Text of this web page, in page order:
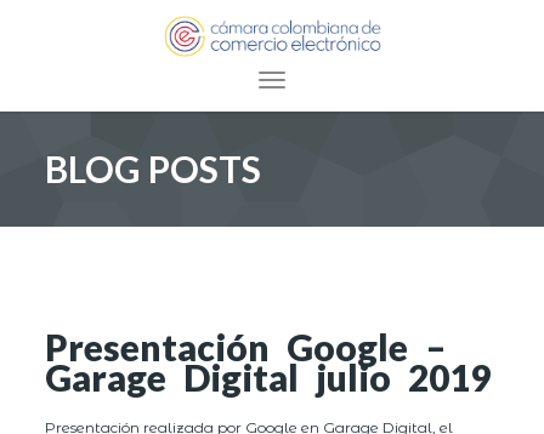
Toggle navigation
BLOG POSTS
Presentación Google –
Garage Digital julio 2019
Presentación realizada por Google en Garage Digital, el